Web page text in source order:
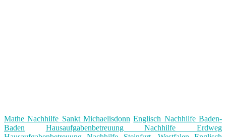
Mathe Nachhilfe Sankt Michaelisdonn Englisch Nachhilfe Baden-
Baden
Hausaufgabenbetreuung Nachhilfe Erdweg